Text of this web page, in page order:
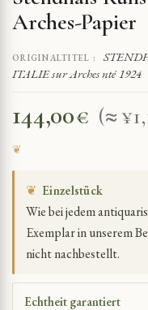
Arches-Papier
ORIGINALTITEL :
ITALIE sur Arches nté 1924
144,00€ (≈
❦ Einzelstück
Wie bei jedem
Exemplar in unserem
nicht nachbestellt.
Echtheit garantiert